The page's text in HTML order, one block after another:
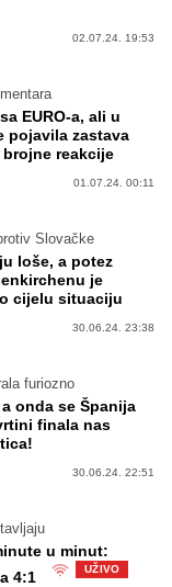
02.07.24. 19:53
EURO-a, ali u
pojavila zastava
brojne reakcije
01.07.24. 00:11
Slovačke
loše, a potez
je
cijelu situaciju
30.06.24. 23:38
furiozno
onda se Španija
finala nas
30.06.24. 22:51
u minut:
4:1
UŽIVO